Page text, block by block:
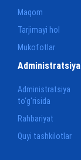
Maqom
Tarjimayi hol
Mukofotlar
Administratsiya
Administratsiya
to‘g‘risida
Rahbariyat
Quyi tashkilotlar